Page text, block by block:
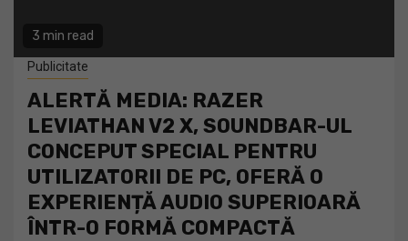
3 min read
Publicitate
ALERTĂ MEDIA: RAZER
LEVIATHAN V2 X, SOUNDBAR-UL
CONCEPUT SPECIAL PENTRU
UTILIZATORII DE PC, OFERĂ O
EXPERIENȚĂ AUDIO SUPERIOARĂ
ÎNTR-O FORMĂ COMPACTĂ